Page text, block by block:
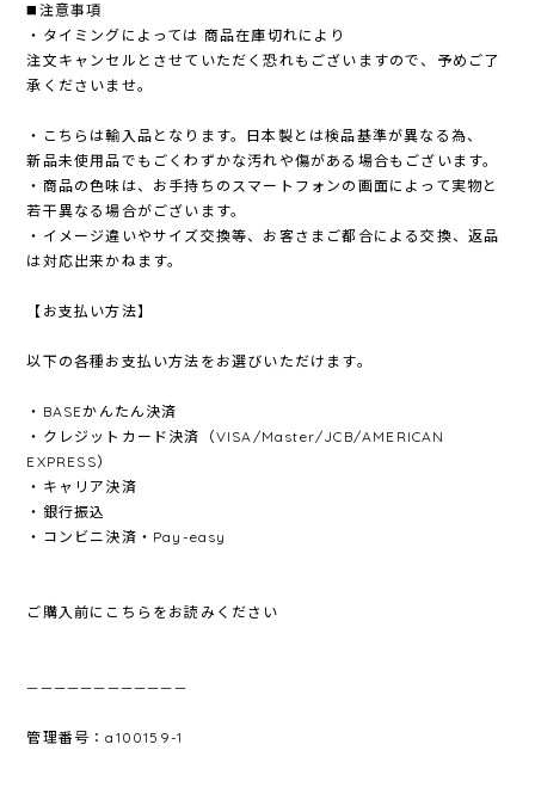
◼️注意事項
・タイミングによっては 商品在庫切れにより
注文キャンセルとさせていただく恐れもございますので、予めご了
承くださいませ。
・こちらは輸入品となります。日本製とは検品基準が異なる為、
新品未使用品でもごくわずかな汚れや傷がある場合もございます。
・商品の色味は、お手持ちのスマートフォンの画面によって実物と
若干異なる場合がございます。
・イメージ違いやサイズ交換等、お客さまご都合による交換、返品
は対応出来かねます。
【お支払い方法】
以下の各種お支払い方法をお選びいただけます。
・BASEかんたん決済
・クレジットカード決済（VISA/Master/JCB/AMERICAN
EXPRESS）
・キャリア決済
・銀行振込
・コンビニ決済・Pay-easy
ご購入前にこちらをお読みください
————————————
管理番号：a100159-1